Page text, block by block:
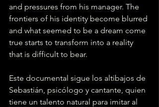
and pressures from his manager. The
frontiers of his identity become blurred
and what seemed to be a dream come
true starts to transform into a reality
that is difficult to bear.
Este documental sigue los altibajos de
Sebastián, psicólogo y cantante, quien
tiene un talento natural para imitar al